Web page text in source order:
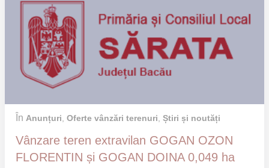
În Anunțuri Oferte vânzări terenuri Știri și noutăți
Vânzare teren extravilan GOGAN OZON
FLORENTIN și GOGAN DOINA 0,049 ha